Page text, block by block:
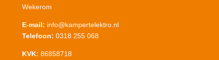
Wekerom
E-mail: info@kampertelektro.nl
Telefoon: 0318 255 068
KVK: 86858718